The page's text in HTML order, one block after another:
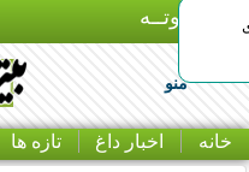
بـیتوتــه
منو
خانه اخبار داغ تازه ها